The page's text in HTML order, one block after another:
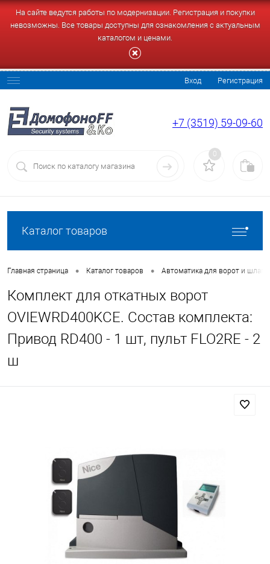
На сайте ведутся работы по модернизации. Регистрация и покупки
невозможны. Все товары доступны для ознакомления с актуальным
каталогом и ценами.
Вход Регистрация
+7 (3519) 59-09-60
0
Каталог товаров
Главная страница • Каталог товаров • Автоматика для ворот и
Комплект для откатных ворот
OVIEWRD400KCE. Состав комплекта:
Привод RD400 - 1 шт, пульт FLO2RE - 2
ш